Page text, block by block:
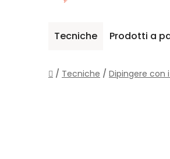
Tecniche Prodotti a
Casa
/ Tecniche / Dipingere con